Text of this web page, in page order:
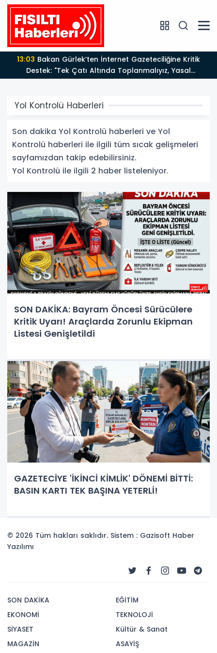
13:03
Destek: "Tek Çatı Altında Toplanmalıyız, Yasal
Düzenlemeye Hazırız"
Yol Kontrolü Haberleri
Son dakika Yol Kontrolü haberleri ve Yol
Kontrolü haberleri ile ilgili tüm sıcak gelişmeleri
sayfamızdan takip edebilirsiniz.
Yol Kontrolü ile ilgili 2 haber listeleniyor.
SON DAKİKA: Bayram Öncesi Sürücülere
Kritik Uyarı! Araçlarda Zorunlu Ekipman
Listesi Genişletildi
GAZETECİYE 'İKİNCİ KİMLİK' DÖNEMİ BİTTİ:
BASIN KARTI TEK BAŞINA YETERLİ!
© 2026 Tüm hakları saklıdır. Sistem : Gazisoft Haber
Yazılımı
SON DAKİKA
EKONOMİ
SİYASET
MAGAZİN
EĞİTİM
TEKNOLOJİ
Kültür & Sanat
ASAYİŞ